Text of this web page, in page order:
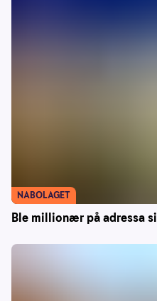
Ble millionær på adressa si
NABOLAGET